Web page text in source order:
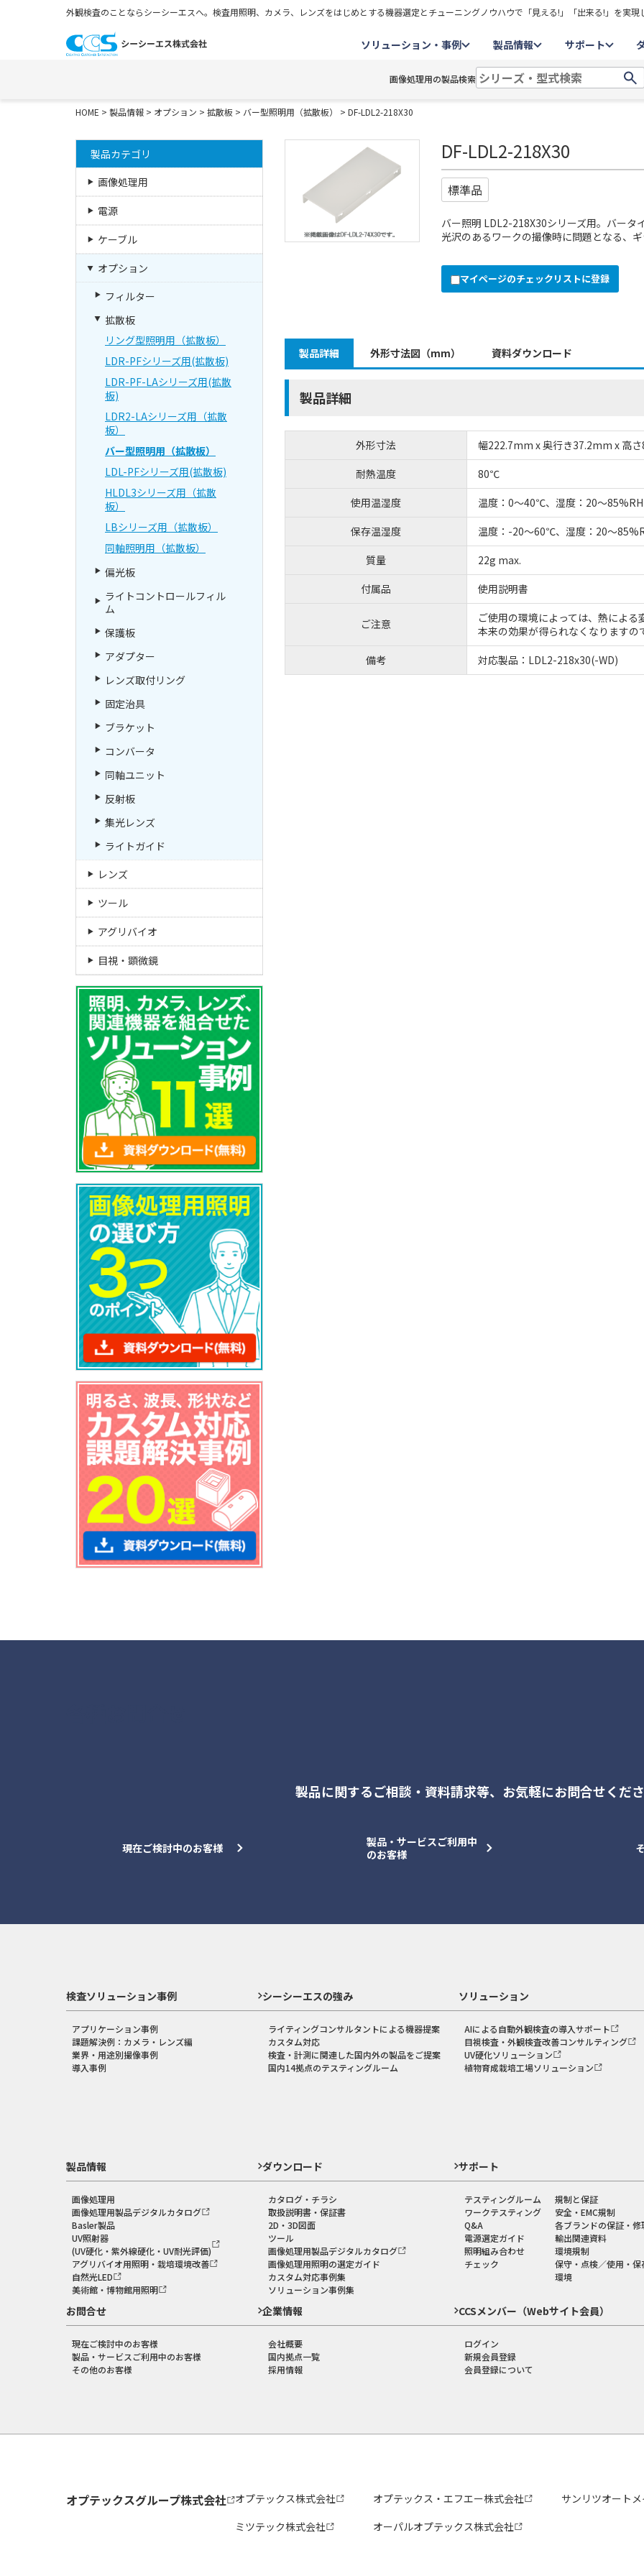
外観検査のことならシーシーエスへ。検査用照明、カメラ、レンズをはじめとする機器選定とチューニングノウハウで「見える!」「出来る!」を実現
ソリューション・事例 製品情報 サポート
画像処理用の製品検索
HOME > 製品情報 > オプション > 拡散板 > バー型照明用（拡散板） > DF-LDL2-218X30
DF-LDL2-218X30
標準品
バー照明 LDL2-218X30シリーズ用。バータ
光沢のあるワークの撮像時に問題となる、
マイページのチェックリストに登録
製品詳細 外形寸法図（mm） 資料ダウンロード
製品詳細
外形寸法
幅222.7mm x 奥行き37.2mm x 高
耐熱温度
80℃
使用温湿度
温度：0～40℃、湿度：20～85%RH
保存温湿度
温度：-20～60℃、湿度：20～
質量
22g max.
付属品
使用説明書
ご注意
ご使用の環境によっては、熱による
本来の効果が得られなくなりますの
備考
対応製品：LDL2-218x30(-WD)
製品カテゴリ
画像処理用
電源
ケーブル
オプション
フィルター
拡散板
リング型照明用（拡散板）
LDR-PFシリーズ用(拡散板)
LDR-PF-LAシリーズ用(拡散
板)
LDR2-LAシリーズ用（拡散
板）
バー型照明用（拡散板）
LDL-PFシリーズ用(拡散板)
HLDL3シリーズ用（拡散
板）
LBシリーズ用（拡散板）
同軸照明用（拡散板）
偏光板
ライトコントロールフィル
ム
保護板
アダプター
レンズ取付リング
固定治具
ブラケット
コンバータ
同軸ユニット
反射板
集光レンズ
ライトガイド
レンズ
ツール
アグリバイオ
目視・顕微鏡
製品に関するご相談・資料請求等、 お気軽にお問合せくださ
現在ご検討中のお客様
製品・サービスご利用中
のお客様
検査ソリューション事例
アプリケーション事例
課題解決例：カメラ・レンズ編
業界・用途別撮像事例
導入事例
シーシーエスの強み
ライティングコンサルタントによる機器提案
カスタム対応
検査・計測に関連した国内外の製品をご提案
国内14拠点のテスティングルーム
ソリューション
AIによる自動外観検査の導入サポート
目視検査・外観検査改善コンサルティング
UV硬化ソリューション
植物育成栽培工場ソリューション
製品情報
画像処理用
画像処理用製品デジタルカタログ
Basler製品
UV照射器
(UV硬化・紫外線硬化・UV耐光評価)
アグリバイオ用照明・栽培環境改善
自然光LED
美術館・博物館用照明
ダウンロード
カタログ・チラシ
取扱説明書・保証書
2D・3D図面
ツール
画像処理用製品デジタルカタログ
画像処理用照明の選定ガイド
カスタム対応事例集
ソリューション事例集
サポート
テスティングルーム
ワークテスティング
Q&A
電源選定ガイド
照明組み合わせ
チェック
規制と保証
安全・EMC規制
各ブランドの保証・修
輸出関連資料
環境規制
保守・点検／使用・保
環境
お問合せ
現在ご検討中のお客様
製品・サービスご利用中のお客様
その他のお客様
企業情報
会社概要
国内拠点一覧
採用情報
CCSメンバー（Webサイト会員）
ログイン
新規会員登録
会員登録について
オプテックスグループ株式会社 オプテックス株式会社 オプテックス・エフエー株式会社
サンリツオート
ミツテック株式会社
オーパルオプテックス株式会社